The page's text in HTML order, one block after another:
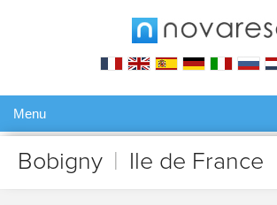
Menu
Gérer ma réservation
Bobigny Ile de France